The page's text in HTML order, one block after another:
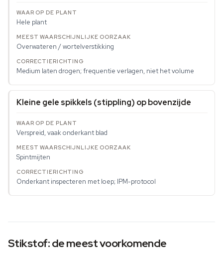
Hele plant
Overwateren / wortelverstikking
Medium laten drogen; frequentie verlagen, niet het volume
Kleine gele spikkels (stippling) op bovenzijde
Verspreid, vaak onderkant blad
Spintmijten
Onderkant inspecteren met loep; IPM-protocol
Stikstof: de meest voorkomende